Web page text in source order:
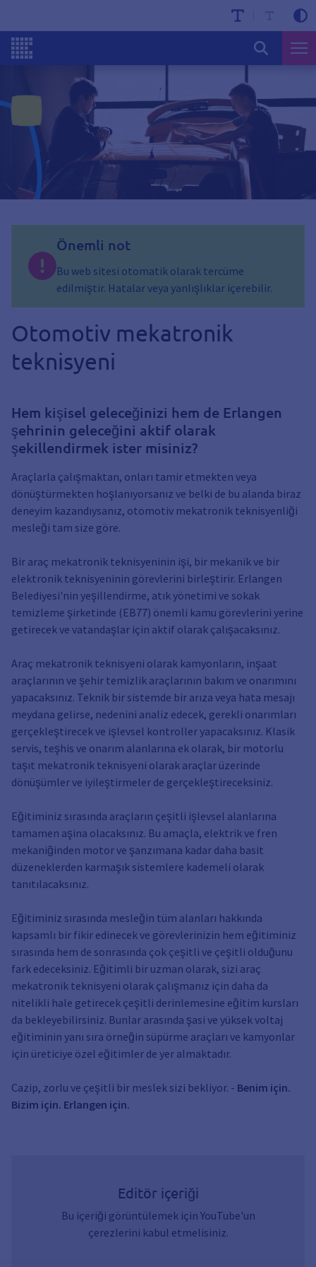
Önemli not
Bu web sitesi otomatik olarak tercüme
edilmiştir. Hatalar veya yanlışlıklar içerebilir.
Otomotiv mekatronik
teknisyeni
Hem kişisel geleceğinizi hem de Erlangen
şehrinin geleceğini aktif olarak
şekillendirmek ister misiniz?
Araçlarla çalışmaktan, onları tamir etmekten veya
dönüştürmekten hoşlanıyorsanız ve belki de bu alanda biraz
deneyim kazandıysanız, otomotiv mekatronik teknisyenliği
mesleği tam size göre.
Bir araç mekatronik teknisyeninin işi, bir mekanik ve bir
elektronik teknisyeninin görevlerini birleştirir. Erlangen
Belediyesi'nin yeşillendirme, atık yönetimi ve sokak
temizleme şirketinde (EB77) önemli kamu görevlerini yerine
getirecek ve vatandaşlar için aktif olarak çalışacaksınız.
Araç mekatronik teknisyeni olarak kamyonların, inşaat
araçlarının ve şehir temizlik araçlarının bakım ve onarımını
yapacaksınız. Teknik bir sistemde bir arıza veya hata mesajı
meydana gelirse, nedenini analiz edecek, gerekli onarımları
gerçekleştirecek ve işlevsel kontroller yapacaksınız. Klasik
servis, teşhis ve onarım alanlarına ek olarak, bir motorlu
taşıt mekatronik teknisyeni olarak araçlar üzerinde
dönüşümler ve iyileştirmeler de gerçekleştireceksiniz.
Eğitiminiz sırasında araçların çeşitli işlevsel alanlarına
tamamen aşina olacaksınız. Bu amaçla, elektrik ve fren
mekaniğinden motor ve şanzımana kadar daha basit
düzeneklerden karmaşık sistemlere kademeli olarak
tanıtılacaksınız.
Eğitiminiz sırasında mesleğin tüm alanları hakkında
kapsamlı bir fikir edinecek ve görevlerinizin hem eğitiminiz
sırasında hem de sonrasında çok çeşitli ve çeşitli olduğunu
fark edeceksiniz. Eğitimli bir uzman olarak, sizi araç
mekatronik teknisyeni olarak çalışmanız için daha da
nitelikli hale getirecek çeşitli derinlemesine eğitim kursları
da bekleyebilirsiniz. Bunlar arasında şasi ve yüksek voltaj
eğitiminin yanı sıra örneğin süpürme araçları ve kamyonlar
için üreticiye özel eğitimler de yer almaktadır.
Cazip, zorlu ve çeşitli bir meslek sizi bekliyor. - Benim için.
Bizim için. Erlangen için.
Editör içeriği
Bu içeriği görüntülemek için YouTube'un
çerezlerini kabul etmelisiniz.